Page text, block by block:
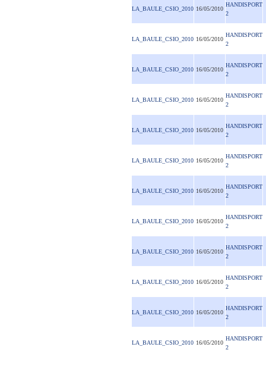
LA_BAULE_CSIO_2010 16/05/2010
HANDISPORT
2
LA_BAULE_CSIO_2010 16/05/2010
HANDISPORT
2
LA_BAULE_CSIO_2010 16/05/2010
HANDISPORT
2
LA_BAULE_CSIO_2010 16/05/2010
HANDISPORT
2
LA_BAULE_CSIO_2010 16/05/2010
HANDISPORT
2
LA_BAULE_CSIO_2010 16/05/2010
HANDISPORT
2
LA_BAULE_CSIO_2010 16/05/2010
HANDISPORT
2
LA_BAULE_CSIO_2010 16/05/2010
HANDISPORT
2
LA_BAULE_CSIO_2010 16/05/2010
HANDISPORT
2
LA_BAULE_CSIO_2010 16/05/2010
HANDISPORT
2
LA_BAULE_CSIO_2010 16/05/2010
HANDISPORT
2
LA_BAULE_CSIO_2010 16/05/2010
HANDISPORT
2